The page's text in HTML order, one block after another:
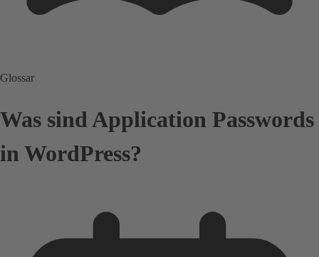
Glossar
Was sind Application Passwords
in WordPress?